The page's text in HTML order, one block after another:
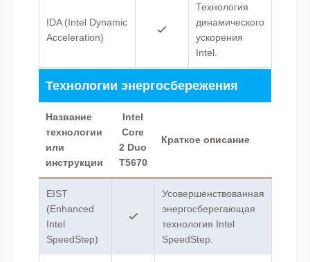
IDA (Intel Dynamic
Acceleration)
Технология
динамического
ускорения
Intel.
Технологии энергосбережения
Название
технологии
или
инструкции
Intel
Core
2 Duo
T5670
Краткое описание
EIST
(Enhanced
Intel
SpeedStep)
Усовершенствованная
энергосберегающая
технология Intel
SpeedStep.